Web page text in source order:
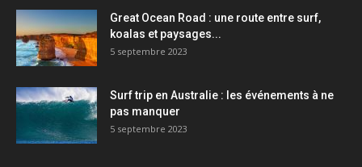
Great Ocean Road : une route entre surf,
koalas et paysages...
5 septembre 2023
Surf trip en Australie : les événements à ne
pas manquer
5 septembre 2023